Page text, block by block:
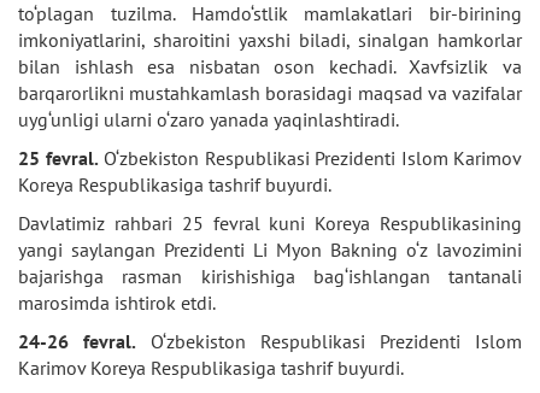
to‘plagan tuzilma. Hamdo‘stlik mamlakatlari bir-birining
imkoniyatlarini, sharoitini yaxshi biladi, sinalgan hamkorlar
bilan ishlash esa nisbatan oson kechadi. Xavfsizlik va
barqarorlikni mustahkamlash borasidagi maqsad va vazifalar
uyg‘unligi ularni o‘zaro yanada yaqinlashtiradi.
25 fevral. O‘zbekiston Respublikasi Prezidenti Islom Karimov
Koreya Respublikasiga tashrif buyurdi.
Davlatimiz rahbari 25 fevral kuni Koreya Respublikasining
yangi saylangan Prezidenti Li Myon Bakning o‘z lavozimini
bajarishga rasman kirishishiga bag‘ishlangan tantanali
marosimda ishtirok etdi.
24-26 fevral. O‘zbekiston Respublikasi Prezidenti Islom
Karimov Koreya Respublikasiga tashrif buyurdi.